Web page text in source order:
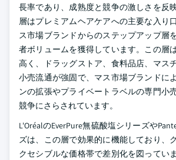
長率であり、成熟度と競争の激しさを反
層はプレミアムヘアケアへの主要な入り
ス市場ブランドからのステップアップ層
者ボリュームを獲得しています。この層
高く、ドラッグストア、食料品店、マス
小売流通が強固で、マス市場ブランドに
ンの拡張やプライベートラベルの専門小
競争にさらされています。
L'OréalのEverPure無硫酸塩シリーズや
ズは、この層で効果的に機能しており、
クセシブルな価格帯で差別化を図ってい